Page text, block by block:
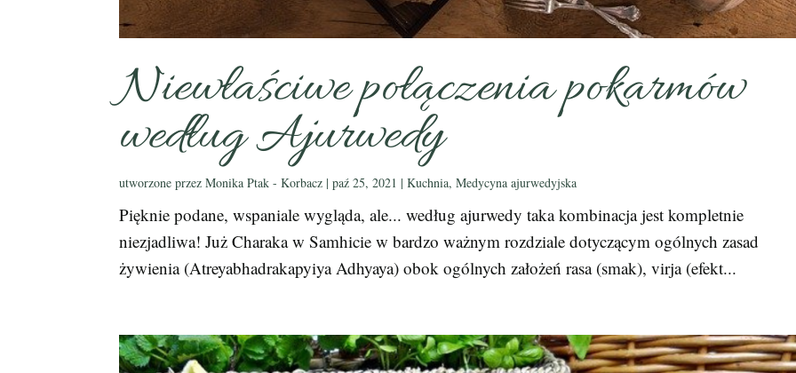
Niewłaściwe połączenia pokarmów
według Ajurwedy
utworzone przezMonika Ptak - Korbacz |paź 25, 2021 |Kuchnia,Medycyna ajurwedyjska
Pięknie podane, wspaniale wygląda, ale... według ajurwedy taka kombinacja jest kompletnie
niezjadliwa! Już Charaka w Samhicie w bardzo ważnym rozdziale dotyczącym ogólnych zasad
żywienia (Atreyabhadrakapyiya Adhyaya) obok ogólnych założeń rasa (smak), virja (efekt...